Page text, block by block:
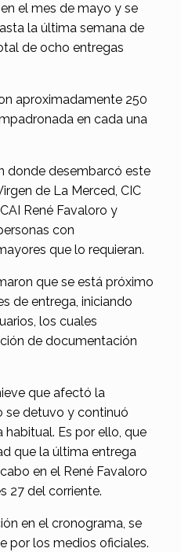
el mes de mayo y se
la última semana de
de ocho entregas
aproximadamente 250
en cada una
donde desembarcó este
de La Merced, CIC
René Favaloro y
con
que lo requieran.
que se está próximo
de entrega, iniciando
los cuales
de documentación
que afectó la
se detuvo y continuó
Es por ello, que
que la última entrega
en el René Favaloro
27 del corriente.
en el cronograma, se
por los medios oficiales.